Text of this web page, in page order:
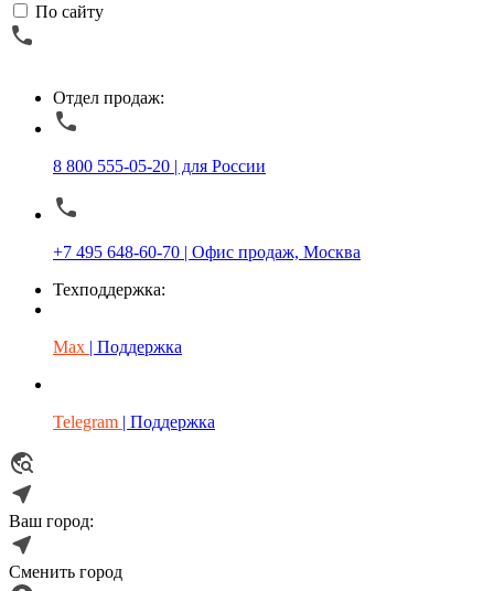
По сайту
Отдел продаж:
8 800 555-05-20 | для России
+7 495 648-60-70 | Офис продаж, Москва
Техподдержка:
Max | Поддержка
Telegram | Поддержка
Ваш город:
Сменить город